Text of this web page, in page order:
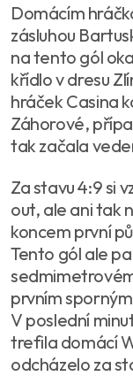
Domácím
zásluhou
na tento gól
křídlo v dresu
hráček Casina
Záhorové,
tak začala
Za stavu 4:9 si
out, ale ani tak
koncem první
Tento gól ale
prvním
V poslední
trefila domácí
odcházelo za